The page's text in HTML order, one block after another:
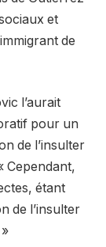
et
de
l’aurait
pour un
de l’insulter
Cependant,
étant
de l’insulter